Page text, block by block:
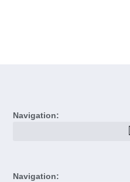
Navigation:
Navigation: